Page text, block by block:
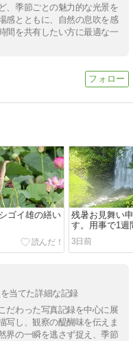
、季節ごとの魅力的な光景を
感とともに、自然の息吹を感
間を共有したい方に最適な一
ゴイ雄の繕い
残暑お見舞い
す。用事で1週
グを休止しま
3日前
当てた詳細な記録
だわった写真記録を中心に展
写し、観察の醍醐味を伝えま
界の一瞬を逃さず捉え、季節